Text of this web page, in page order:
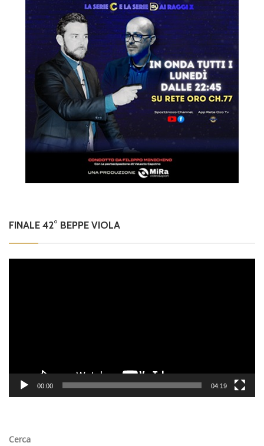
FINALE 42° BEPPE VIOLA
00:00 04:19
Cerca